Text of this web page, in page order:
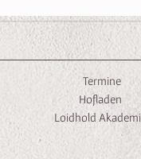
Termine
Hofladen
Loidhold